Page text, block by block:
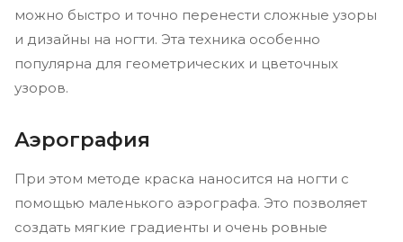
можно быстро и точно перенести сложные узоры
и дизайны на ногти. Эта техника особенно
популярна для геометрических и цветочных
узоров.
Аэрография
При этом методе краска наносится на ногти с
помощью маленького аэрографа. Это позволяет
создать мягкие градиенты и очень ровные